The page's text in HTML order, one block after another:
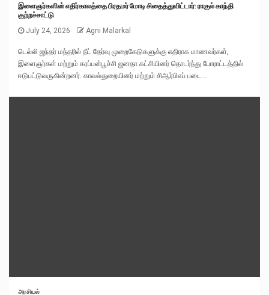
இளைஞர்களின் எதிர்காலத்தை பிரதமர் மோடி சிதைத்துவிட்டார்: ராகுல் காந்தி
குற்றச்சாட்டு
July 24, 2026
Agni Malarkal
டெல்லி ஜந்தர் மந்தரில் நீட் தேர்வு முறைகேடுகளுக்கு எதிராக மாணவர்கள்,
இளைஞர்கள் மற்றும் கரப்பன்பூச்சி ஜனதா கட்சியினர் தொடர்ந்து போராட்டத்தில்
ஈடுபட்டுவருகின்றனர். காவல்துறையினர் மற்றும் சிஆர்பிஎப் படை...
அரசியல்